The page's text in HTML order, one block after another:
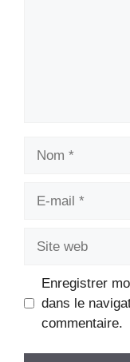
Enregistrer
dans le
commentaire.